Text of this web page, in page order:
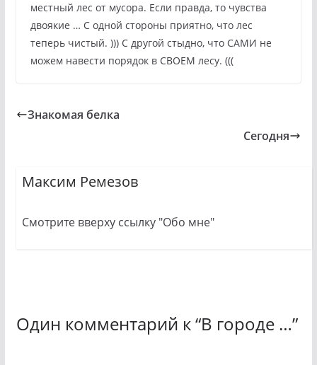
местный лес от мусора. Если правда, то чувства
двоякие … С одной стороны приятно, что лес
теперь чистый. ))) С другой стыдно, что САМИ не
можем навести порядок в СВОЕМ лесу. (((
Знакомая белка
Сегодня
Максим Ремезов
Смотрите вверху ссылку "Обо мне"
Один комментарий к “В городе …”